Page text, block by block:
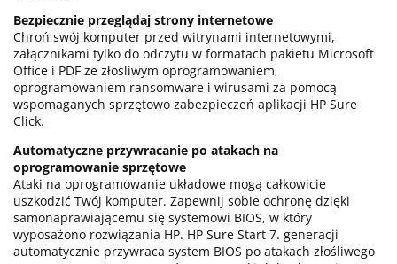
Bezpiecznie przeglądaj strony internetowe
Chroń swój komputer przed witrynami internetowymi,
załącznikami tylko do odczytu w formatach pakietu Microsoft
Office i PDF ze złośliwym oprogramowaniem,
oprogramowaniem ransomware i wirusami za pomocą
wspomaganych sprzętowo zabezpieczeń aplikacji HP Sure
Click.
Automatyczne przywracanie po atakach na
oprogramowanie sprzętowe
Ataki na oprogramowanie układowe mogą całkowicie
uszkodzić Twój komputer. Zapewnij sobie ochronę dzięki
samonaprawiającemu się systemowi BIOS, w który
wyposażono rozwiązania HP. HP Sure Start 7. generacji
automatycznie przywraca system BIOS po atakach złośliwego